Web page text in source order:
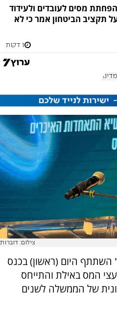
מסים לעובדים ולעידוד
תקציב הביטחון אמר כי לא
1 דקות
צילום: דוברות
השתתף היום (ראשון) בכנס
המס באילת והתייחס
של הממשלה לשנים